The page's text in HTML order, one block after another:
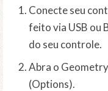
Conecte seu
feito via USB ou
do seu controle.
Abra o
(Options).